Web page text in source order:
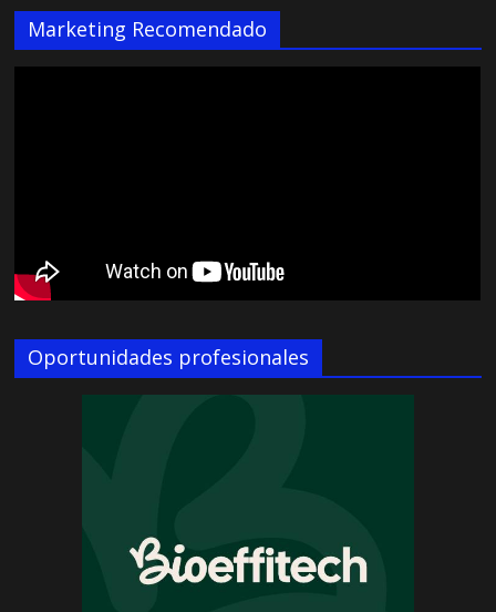
Marketing Recomendado
Oportunidades profesionales